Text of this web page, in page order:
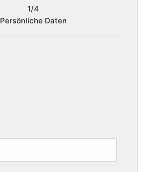
1/4
Persönliche Daten